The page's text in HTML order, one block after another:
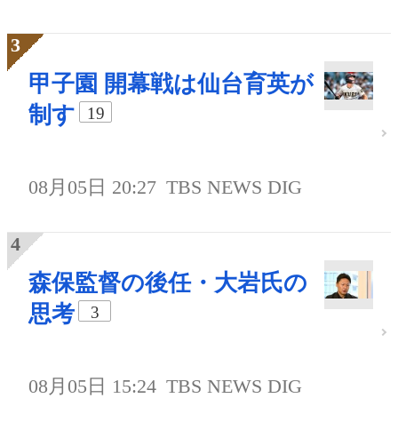
甲子園 開幕戦は仙台育英が
制す
19
08月05日 20:27 TBS NEWS DIG
森保監督の後任・大岩氏の
思考
3
08月05日 15:24 TBS NEWS DIG